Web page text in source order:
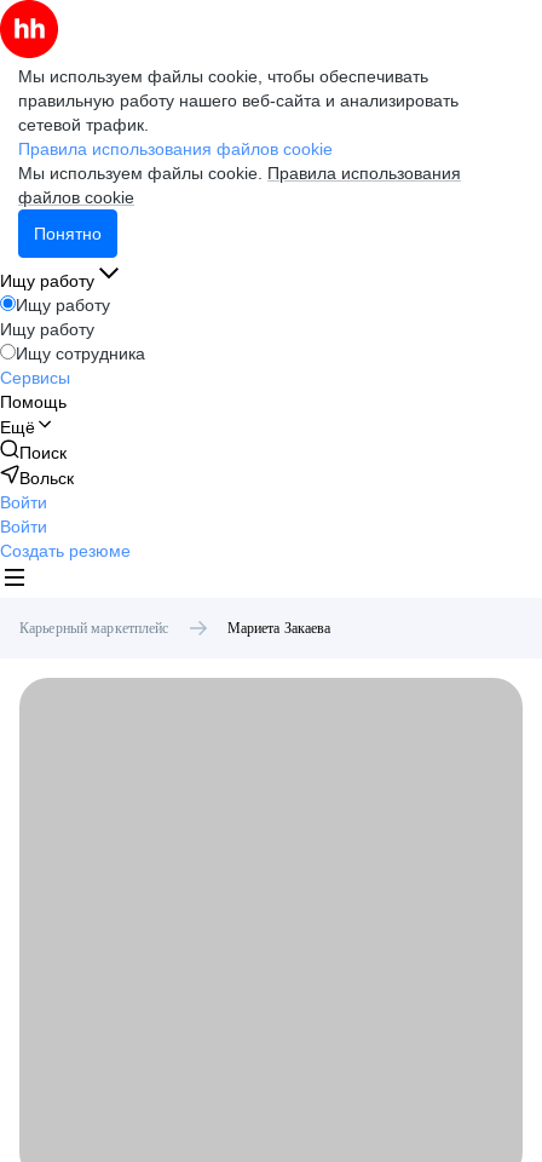
Мы используем файлы cookie, чтобы обеспечивать
правильную работу нашего веб-сайта и анализировать
сетевой трафик.
Правила использования файлов cookie
Мы используем файлы cookie. Правила использования
файлов cookie
Понятно
Ищу работу
Ищу работу
Ищу работу
Ищу сотрудника
Сервисы
Помощь
Ещё
Поиск
Вольск
Войти
Войти
Создать резюме
Карьерный маркетплейс Мариета Закаева